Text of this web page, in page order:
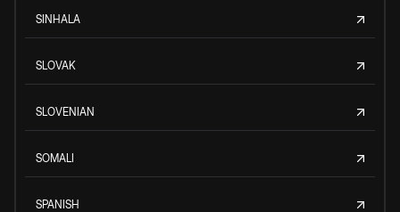
SINHALA
SLOVAK
SLOVENIAN
SOMALI
SPANISH